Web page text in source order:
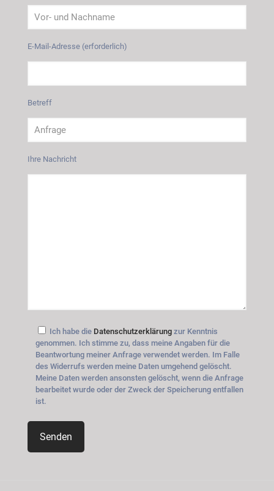
E-Mail-Adresse (erforderlich)
Betreff
Ihre Nachricht
Ich habe die Datenschutzerklärung zur Kenntnis
genommen. Ich stimme zu, dass meine Angaben für die
Beantwortung meiner Anfrage verwendet werden. Im Falle
des Widerrufs werden meine Daten umgehend gelöscht.
Meine Daten werden ansonsten gelöscht, wenn die Anfrage
bearbeitet wurde oder der Zweck der Speicherung entfallen
ist.